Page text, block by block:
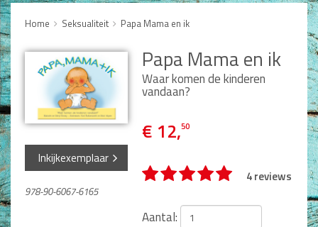
Huwelijk en Gezin
Opvoeding
Alle producten
Man / Vrouw
Man
Vrouw
Alle producten
Seksualiteit
Home Seksualiteit Papa Mama en ik
Inkijkexemplaar
978-90-6067-6165
Papa Mama en ik
Waar komen de kinderen
vandaan?
€ 12,50
4 reviews
Aantal: